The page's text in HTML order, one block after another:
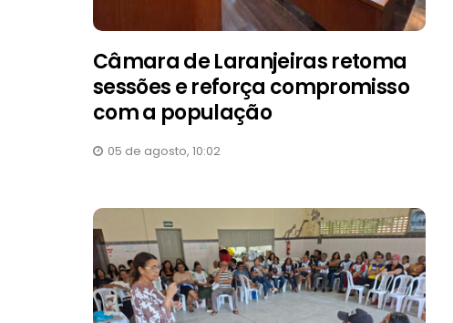
Câmara de Laranjeiras retoma
sessões e reforça compromisso
com a população
05 de agosto, 10:02